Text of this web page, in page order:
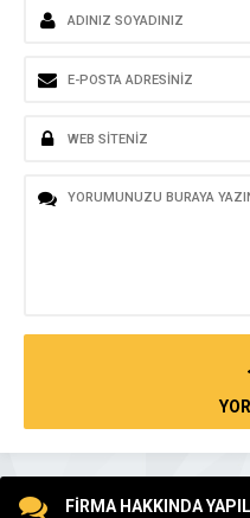
FİRMA HAKKINDA